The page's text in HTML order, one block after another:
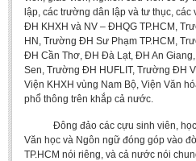
lập, các trường dân lập và tư thục,
ĐH KHXH và NV – ĐHQG TP.HCM,
HN, Trường ĐH Sư Phạm TP.HCM,
ĐH Cần Thơ, ĐH Đà Lạt, ĐH An
Sen, Trường ĐH HUFLIT, Trường ĐH
Viện KHXH vùng Nam Bộ, Viện Văn
phổ thông trên khắp cả nước.
Đông đảo các cựu sinh viên, học
Văn học và Ngôn ngữ đóng góp vào
TP.HCM nói riêng, và cả nước nói